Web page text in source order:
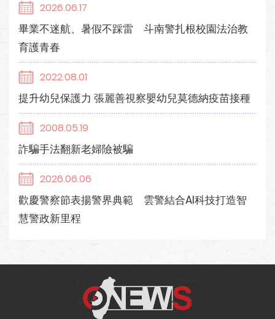
2026.06.17
畢業不迷航、暑假不踩雷 斗南警扎根校園法治教
育護青春
2022.08.01
提升幼兒保護力 張麗善視察嬰幼兒莫德納疫苗接種
2008.05.19
詐騙手法翻新老婦險被騙
2026.06.06
歡慶警察節表揚警界典範 雲警結合AI科技打造智
慧警政新里程